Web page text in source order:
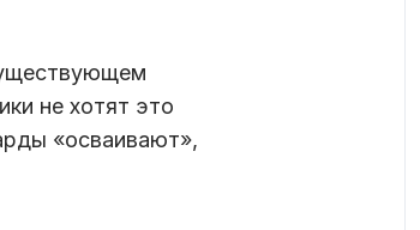
не хотят это
«осваивают»,